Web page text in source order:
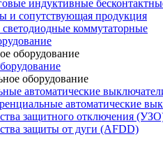
индуктивные
и сопутствующая продукция
коммутаторные
оборудование
оборудование
автоматические
автоматические
защитного отключения
защиты от дуги (AFDD)